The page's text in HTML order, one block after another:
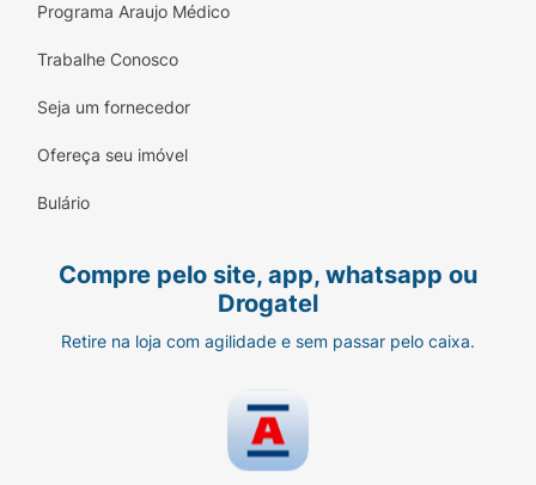
Programa Araujo Médico
Trabalhe Conosco
Seja um fornecedor
Ofereça seu imóvel
Bulário
Compre pelo site, app, whatsapp ou
Drogatel
Retire na loja com agilidade e sem passar pelo caixa.